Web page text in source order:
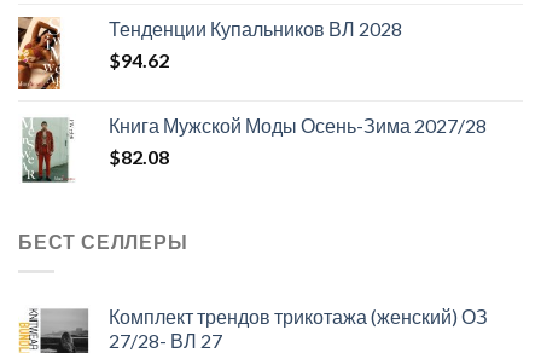
$180.12.
Тенденции Купальников ВЛ 2028
$94.62
Книга Мужской Моды Осень-Зима 2027/28
$82.08
БЕСТ СЕЛЛЕРЫ
Комплект трендов трикотажа (женский) ОЗ
27/28- ВЛ 27